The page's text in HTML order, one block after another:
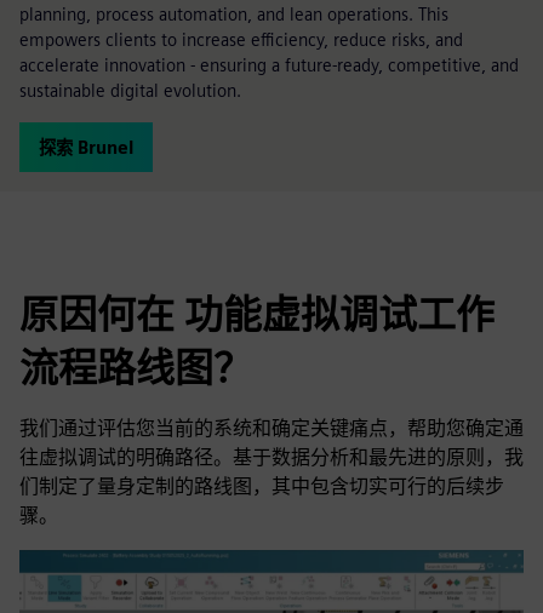
planning, process automation, and lean operations. This
empowers clients to increase efficiency, reduce risks, and
accelerate innovation - ensuring a future-ready, competitive, and
sustainable digital evolution.
探索 Brunel
原因何在 功能虚拟调试工作
流程路线图？
我们通过评估您当前的系统和确定关键痛点，帮助您确定通
往虚拟调试的明确路径。基于数据分析和最先进的原则，我
们制定了量身定制的路线图，其中包含切实可行的后续步
骤。